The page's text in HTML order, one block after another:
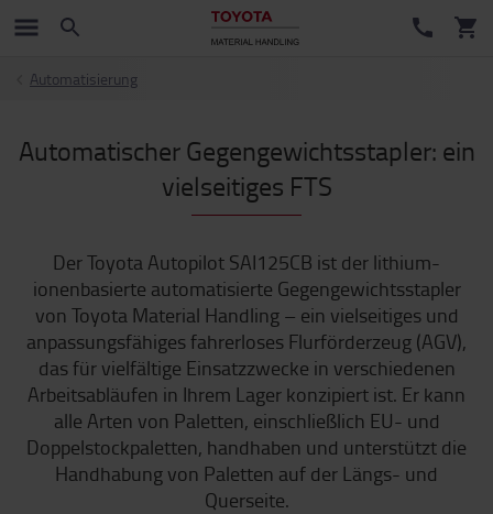
Automatisierung
Automatischer Gegengewichtsstapler: ein
vielseitiges FTS
Der Toyota Autopilot SAI125CB ist der lithium-
ionenbasierte automatisierte Gegengewichtsstapler
von Toyota Material Handling – ein vielseitiges und
anpassungsfähiges fahrerloses Flurförderzeug (AGV),
das für vielfältige Einsatzzwecke in verschiedenen
Arbeitsabläufen in Ihrem Lager konzipiert ist. Er kann
alle Arten von Paletten, einschließlich EU- und
Doppelstockpaletten, handhaben und unterstützt die
Handhabung von Paletten auf der Längs- und
Querseite.